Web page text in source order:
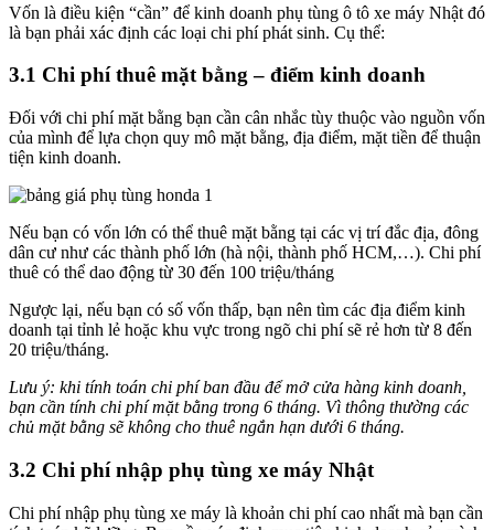
Vốn là điều kiện “cần” để kinh doanh phụ tùng ô tô xe máy Nhật đó
là bạn phải xác định các loại chi phí phát sinh. Cụ thể:
3.1 Chi phí thuê mặt bằng – điểm kinh doanh
Đối với chi phí mặt bằng bạn cần cân nhắc tùy thuộc vào nguồn vốn
của mình để lựa chọn quy mô mặt bằng, địa điểm, mặt tiền để thuận
tiện kinh doanh.
Nếu bạn có vốn lớn có thể thuê mặt bằng tại các vị trí đắc địa, đông
dân cư như các thành phố lớn (hà nội, thành phố HCM,…). Chi phí
thuê có thể dao động từ 30 đến 100 triệu/tháng
Ngược lại, nếu bạn có số vốn thấp, bạn nên tìm các địa điểm kinh
doanh tại tỉnh lẻ hoặc khu vực trong ngõ chi phí sẽ rẻ hơn từ 8 đến
20 triệu/tháng.
Lưu ý: khi tính toán chi phí ban đầu để mở cửa hàng kinh doanh,
bạn cần tính chi phí mặt bằng trong 6 tháng. Vì thông thường các
chủ mặt bằng sẽ không cho thuê ngắn hạn dưới 6 tháng.
3.2 Chi phí nhập phụ tùng xe máy Nhật
Chi phí nhập phụ tùng xe máy là khoản chi phí cao nhất mà bạn cần